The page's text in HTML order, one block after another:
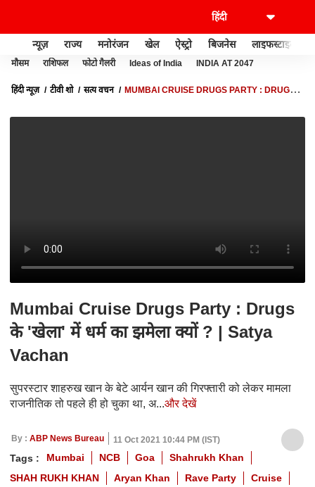
न्यूज़ राज्य मनोरंजन खेल ऐस्ट्रो बिजनेस लाइफस्टाइल
मौसम राशिफल फोटो गैलरी Ideas of India INDIA AT 2047
हिंदी न्यूज़ टीवी शो सत्य वचन
MUMBAI CRUISE DRUGS PARTY : DRUGS के
Mumbai Cruise Drugs Party : Drugs
के 'खेला' में धर्म का झमेला क्यों ? | Satya
Vachan
सुपरस्टार शाहरुख खान के बेटे आर्यन खान की गिरफ्तारी को लेकर मामला
राजनीतिक तो पहले ही हो चुका था, अ...और देखें
By : ABP News Bureau 11 Oct 2021 10:44 PM (IST)
Tags : Mumbai NCB Goa
Shahrukh Khan
SHAH RUKH KHAN
Aryan Khan Rave Party
Cruise